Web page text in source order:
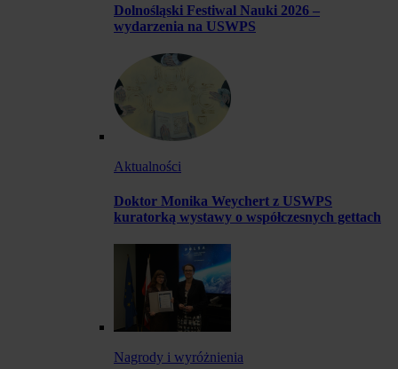
Dolnośląski Festiwal Nauki 2026 –
wydarzenia na USWPS
Aktualności
Doktor Monika Weychert z USWPS
kuratorką wystawy o współczesnych gettach
Nagrody i wyróżnienia